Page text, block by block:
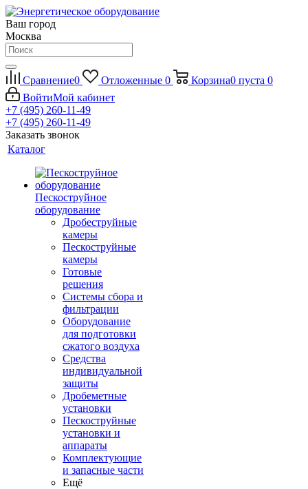
Ваш город
Москва
Сравнение0 Отложенные 0 Корзина0 пуста 0
ВойтиМой кабинет
+7 (495) 260-11-49
+7 (495) 260-11-49
Заказать звонок
Каталог
Пескоструйное
оборудование
Дробеструйные
камеры
Пескоструйные
камеры
Готовые
решения
Системы сбора и
фильтрации
Оборудование
для подготовки
сжатого воздуха
Средства
индивидуальной
защиты
Дробеметные
установки
Пескоструйные
установки и
аппараты
Комплектующие
и запасные части
Ещё